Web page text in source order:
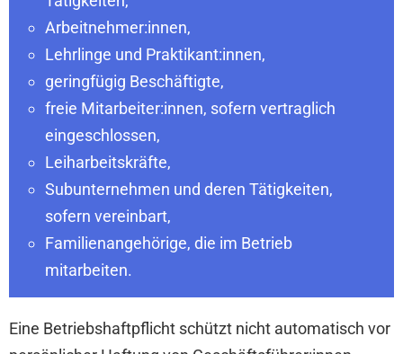
Arbeitnehmer:innen,
Lehrlinge und Praktikant:innen,
geringfügig Beschäftigte,
freie Mitarbeiter:innen, sofern vertraglich
eingeschlossen,
Leiharbeitskräfte,
Subunternehmen und deren Tätigkeiten,
sofern vereinbart,
Familienangehörige, die im Betrieb
mitarbeiten.
Eine Betriebshaftpflicht schützt nicht automatisch vor